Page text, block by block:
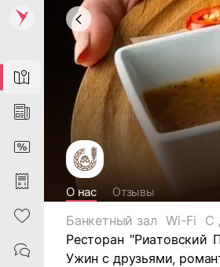
Map
News
DiscountCard
Purchases
Heart
Contacts
О нас Отзывы
Банкетный зал Wi-Fi С
Ресторан "Риатовский
Ужин с друзьями,